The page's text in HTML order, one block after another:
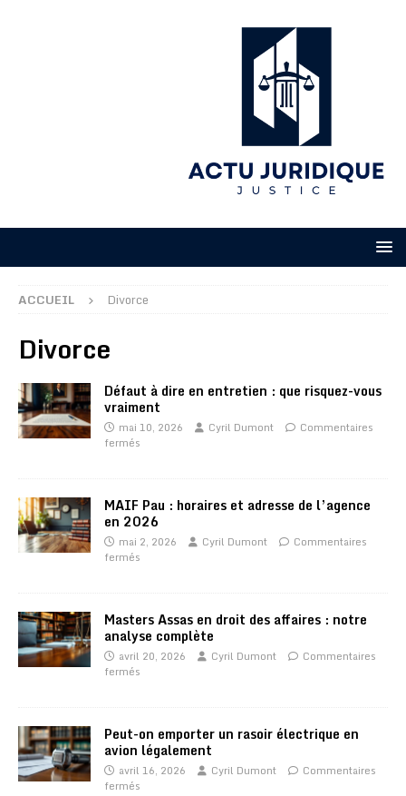
ACCUEIL Divorce
Divorce
Défaut à dire en entretien : que risquez-vous
vraiment
mai 10, 2026 Cyril Dumont
Commentaires
fermés
MAIF Pau : horaires et adresse de l’agence
en 2026
mai 2, 2026 Cyril Dumont
Commentaires
fermés
Masters Assas en droit des affaires : notre
analyse complète
avril 20, 2026 Cyril Dumont
Commentaires
fermés
Peut-on emporter un rasoir électrique en
avion légalement
avril 16, 2026 Cyril Dumont
Commentaires
fermés